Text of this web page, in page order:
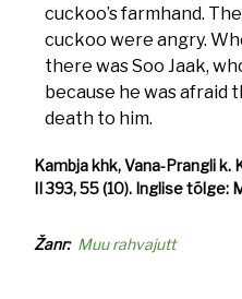
cuckoo’s farmhand.
cuckoo were angry.
there was Soo Jaak,
because he was afraid
death to him.
Kambja khk, Vana-Prangli k.
II 393, 55 (10). Inglise tõlge:
Žanr Muu rahvajutt